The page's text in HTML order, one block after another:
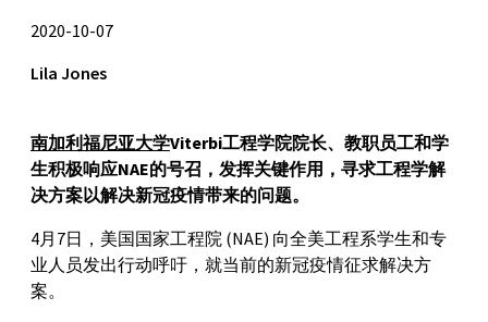
2020-10-07
Lila Jones
南加利福尼亚大学Viterbi工程学院院长、教职员工和学
生积极响应NAE的号召，发挥关键作用，寻求工程学解
决方案以解决新冠疫情带来的问题。
4月7日，美国国家工程院 (NAE) 向全美工程系学生和专
业人员发出行动呼吁，就当前的新冠疫情征求解决方
案。